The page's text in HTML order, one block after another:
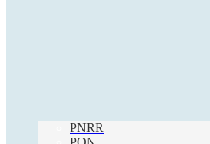
PNRR